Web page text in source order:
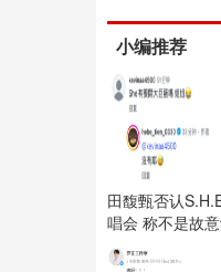
小编推荐
田馥甄否认
唱会 称不是故
望